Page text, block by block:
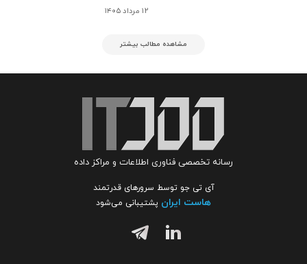
۱۲ مرداد ۱۴۰۵
مشاهده مطالب بیشتر
رسانه تخصصی فناوری اطلاعات و مراکز داده
آی تی جو توسط سرورهای قدرتمند
هاست ایران پشتیبانی می‌شود